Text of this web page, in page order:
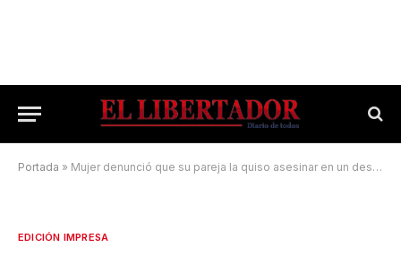
Portada » Mujer denunció que su pareja la quiso asesinar en un descampado
EDICIÓN IMPRESA